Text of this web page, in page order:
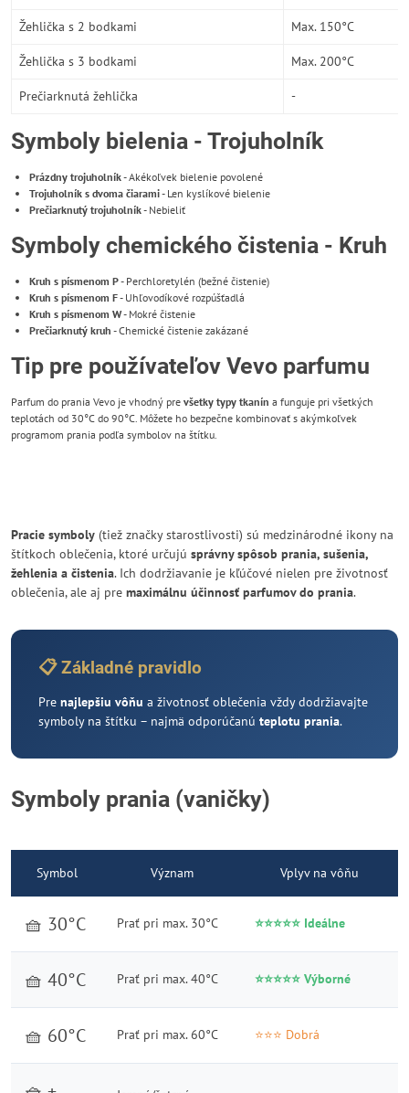
Žehlička s 2 bodkami Max. 150°C
Žehlička s 3 bodkami Max. 200°C
Prečiarknutá žehlička -
Symboly bielenia - Trojuholník
Prázdny trojuholník- Akékoľvek bielenie povolené
Trojuholník s dvoma čiarami- Len kyslíkové bielenie
Prečiarknutý trojuholník- Nebieliť
Symboly chemického čistenia - Kruh
Kruh s písmenom P- Perchloretylén (bežné čistenie)
Kruh s písmenom F- Uhľovodíkové rozpúšťadlá
Kruh s písmenom W- Mokré čistenie
Prečiarknutý kruh - Chemické čistenie zakázané
Tip pre používateľov Vevo parfumu
Parfum do prania Vevo je vhodný pre všetky typy tkanín a funguje pri všetkých
teplotách od 30°C do 90°C. Môžete ho bezpečne kombinovať s akýmkoľvek
programom prania podľa symbolov na štítku.
Pracie symboly (tiež značky starostlivosti) sú medzinárodné ikony na
štítkoch oblečenia, ktoré určujú správny spôsob prania, sušenia,
žehlenia a čistenia. Ich dodržiavanie je kľúčové nielen pre životnosť
oblečenia, ale aj pre maximálnu účinnosť parfumov do prania.
📋 Základné pravidlo
Pre najlepšiu vôňu a životnosť oblečenia vždy dodržiavajte
symboly na štítku – najmä odporúčanú teplotu prania.
Symboly prania (vaničky)
Symbol Význam Vplyv na vôňu
🧺 30°C Prať pri max. 30°C ⭐⭐⭐⭐⭐ Ideálne
🧺 40°C Prať pri max. 40°C ⭐⭐⭐⭐⭐ Výborné
🧺 60°C Prať pri max. 60°C ⭐⭐⭐ Dobrá